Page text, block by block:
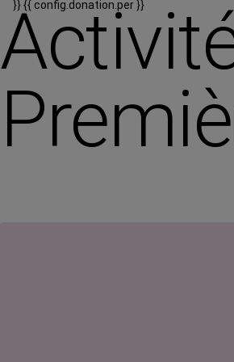
}}{{ config.donation.per }}